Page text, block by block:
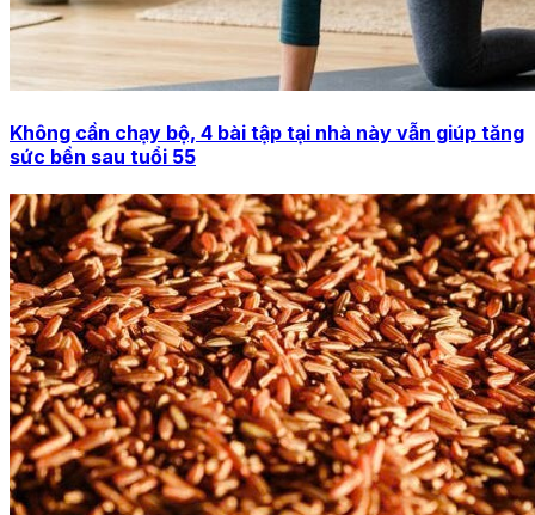
Không cần chạy bộ, 4 bài tập tại nhà này vẫn giúp tăng
sức bền sau tuổi 55